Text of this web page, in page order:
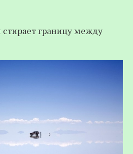
границу между